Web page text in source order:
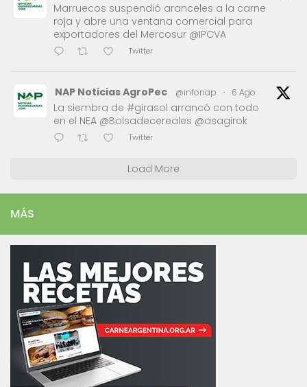
Marruecos suspendió aranceles a la carne
roja y abre una ventana comercial para
exportadores del Mercosur @IPCVA
Twitter
NAP Noticias AgroPec @infonap · 6 Ago
La siembra de #girasol arrancó con todo
en el NEA @Bolsadecereales @asagirok
Twitter
Load More
MÁS